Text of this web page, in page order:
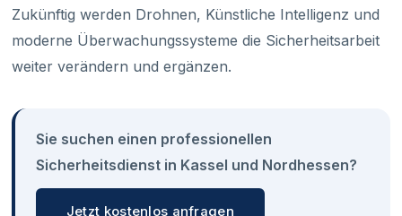
Zukünftig werden Drohnen, Künstliche Intelligenz und
moderne Überwachungssysteme die Sicherheitsarbeit
weiter verändern und ergänzen.
Sie suchen einen professionellen
Sicherheitsdienst in Kassel und Nordhessen?
Jetzt kostenlos anfragen